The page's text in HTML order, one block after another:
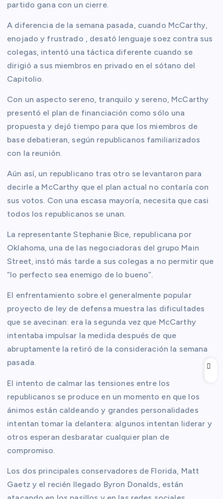
partido gana con un cierre.
A diferencia de la semana pasada, cuando McCarthy,
enojado y frustrado , desató lenguaje soez contra sus
colegas, intentó una táctica diferente cuando se
dirigió a sus miembros en privado en el sótano del
Capitolio.
Con un aspecto sereno, tranquilo y sereno, McCarthy
presentó el plan de financiación como sólo una
propuesta y dejó tiempo para que los miembros de
base debatieran, según republicanos familiarizados
con la reunión.
Aún así, un republicano tras otro se levantaron para
decirle a McCarthy que el plan actual no contaría con
sus votos. Con una escasa mayoría, necesita que casi
todos los republicanos se unan.
La representante Stephanie Bice, republicana por
Oklahoma, una de las negociadoras del grupo Main
Street, instó más tarde a sus colegas a no permitir que
“lo perfecto sea enemigo de lo bueno”.
El enfrentamiento sobre el generalmente popular
proyecto de ley de defensa muestra las dificultades
que se avecinan: era la segunda vez que McCarthy
intentaba impulsar la medida después de que
abruptamente la retiró de la consideración la semana
pasada.
El intento de calmar las tensiones entre los
republicanos se produce en un momento en que los
ánimos están caldeando y grandes personalidades
intentan tomar la delantera: algunos intentan liderar y
otros esperan desbaratar cualquier plan de
compromiso.
Los dos principales conservadores de Florida, Matt
Gaetz y el recién llegado Byron Donalds, están